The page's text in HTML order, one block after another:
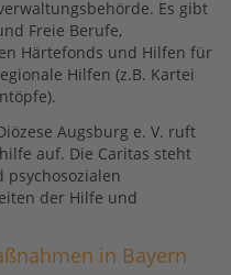
Es gibt
Freie Berufe,
Härtefonds und Hilfen für
Hilfen (z.B. Kartei
Augsburg e. V. ruft
auf. Die Caritas steht
der Hilfe und
in Bayern